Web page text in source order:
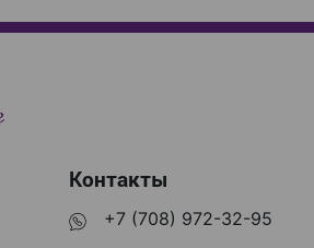
Контакты
+7 (708) 972-32-95